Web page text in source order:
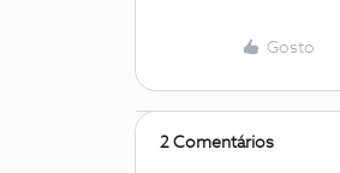
Gosto
2 Comentários